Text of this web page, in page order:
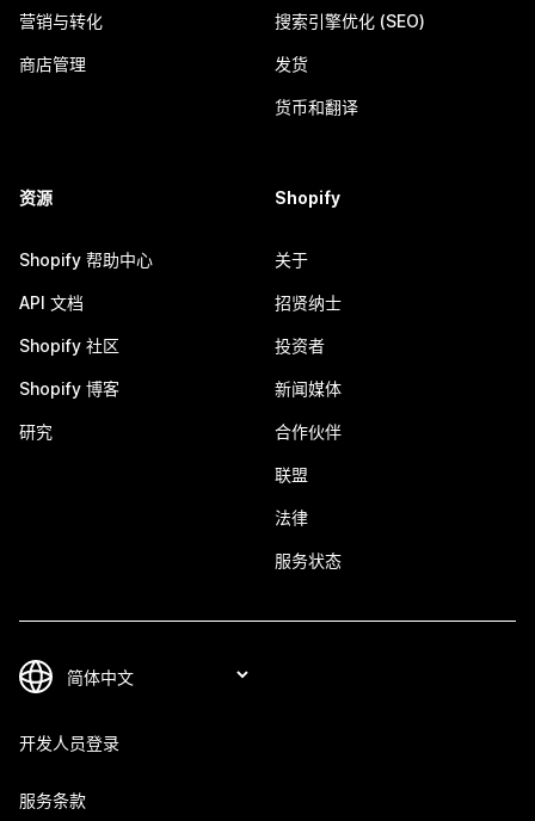
营销与转化
商店管理
搜索引擎优化 (SEO)
发货
货币和翻译
资源
Shopify 帮助中心
API 文档
Shopify 社区
Shopify 博客
研究
Shopify
关于
招贤纳士
投资者
新闻媒体
合作伙伴
联盟
法律
服务状态
开发人员登录
服务条款